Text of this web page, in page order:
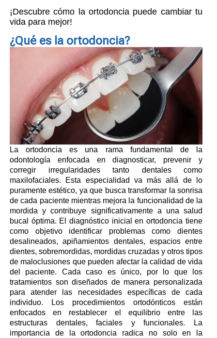
¡Descubre cómo la ortodoncia puede cambiar tu
vida para mejor!
¿Qué es la ortodoncia?
La ortodoncia es una rama fundamental de la
odontología enfocada en diagnosticar, prevenir y
corregir irregularidades tanto dentales como
maxilofaciales. Esta especialidad va más allá de lo
puramente estético, ya que busca transformar la sonrisa
de cada paciente mientras mejora la funcionalidad de la
mordida y contribuye significativamente a una salud
bucal óptima. El diagnóstico inicial en ortodoncia tiene
como objetivo identificar problemas como dientes
desalineados, apiñamientos dentales, espacios entre
dientes, sobremordidas, mordidas cruzadas y otros tipos
de maloclusiones que pueden afectar la calidad de vida
del paciente. Cada caso es único, por lo que los
tratamientos son diseñados de manera personalizada
para atender las necesidades específicas de cada
individuo. Los procedimientos ortodónticos están
enfocados en restablecer el equilibrio entre las
estructuras dentales, faciales y funcionales. La
importancia de la ortodoncia radica no solo en la